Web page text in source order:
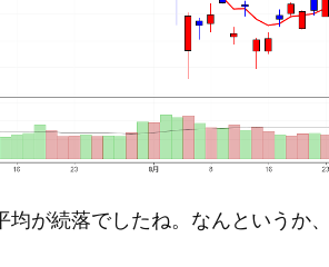
均が続落でしたね。なんというか